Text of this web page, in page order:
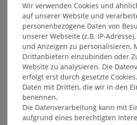
EU-Verantwortlicher
Hersteller
Etisso
Umweltfreundliches
einfachen und problemlosen Schutz
Wir verwenden Cookies und
auf unserer Website und
personenbezogene Daten von
unserer Webseite (z.B. IP-
und Anzeigen zu personalisieren,
Drittanbietern einzubinden oder
Website zu analysieren. Die
erfolgt erst durch gesetzte
Daten mit Dritten, die wir in den
benennen.
Die Datenverarbeitung kann mit
aufgrund eines berechtigten